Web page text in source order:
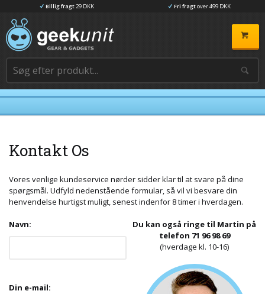
Billig fragt29 DKK Fri fragtover 499 DKK
Kontakt Os
Vores venlige kundeservice nørder sidder klar til at svare på dine
spørgsmål. Udfyld nedenstående formular, så vil vi besvare din
henvendelse hurtigst muligt, senest indenfor 8 timer i hverdagen.
Navn:
Du kan også ringe til Martin på
telefon 71 96 98 69
(hverdage kl. 10-16)
Din e-mail: